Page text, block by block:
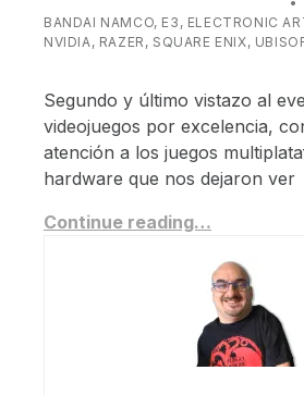
BANDAI NAMCO, E3 , ELECTRONIC
NVIDIA, RAZER , SQUARE ENIX,
Segundo y último vistazo al
videojuegos por excelencia,
atención a los juegos
hardware que nos dejaron ver
Continue reading…